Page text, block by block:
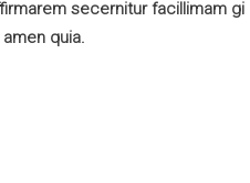
secernitur facillimam
quia.